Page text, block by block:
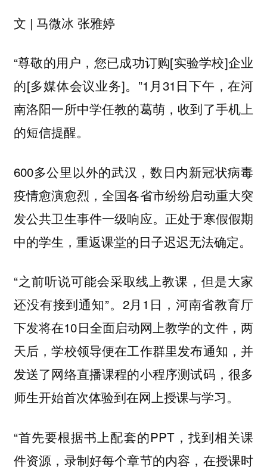
文 | 马微冰 张雅婷
“尊敬的用户，您已成功订购[实验学校]企业
的[多媒体会议业务]。”1月31日下午，在河
南洛阳一所中学任教的葛萌，收到了手机上
的短信提醒。
600多公里以外的武汉，数日内新冠状病毒
疫情愈演愈烈，全国各省市纷纷启动重大突
发公共卫生事件一级响应。正处于寒假假期
中的学生，重返课堂的日子迟迟无法确定。
“之前听说可能会采取线上教课，但是大家
还没有接到通知”。2月1日，河南省教育厅
下发将在10日全面启动网上教学的文件，两
天后，学校领导便在工作群里发布通知，并
发送了网络直播课程的小程序测试码，很多
师生开始首次体验到在网上授课与学习。
“首先要根据书上配套的PPT，找到相关课
件资源，录制好每个章节的内容，在授课时